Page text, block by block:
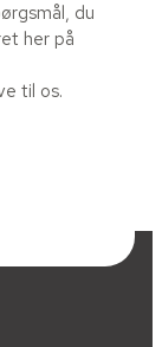
du
her på
til os.